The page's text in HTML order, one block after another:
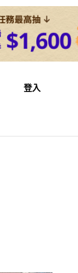
登入